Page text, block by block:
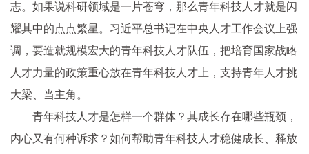
志。如果说科研领域是一片苍穹，那么青年科技人才就是闪
耀其中的点点繁星。习近平总书记在中央人才工作会议上强
调，要造就规模宏大的青年科技人才队伍，把培育国家战略
人才力量的政策重心放在青年科技人才上，支持青年人才挑
大梁、当主角。
青年科技人才是怎样一个群体？其成长存在哪些瓶颈，
内心又有何种诉求？如何帮助青年科技人才稳健成长、释放